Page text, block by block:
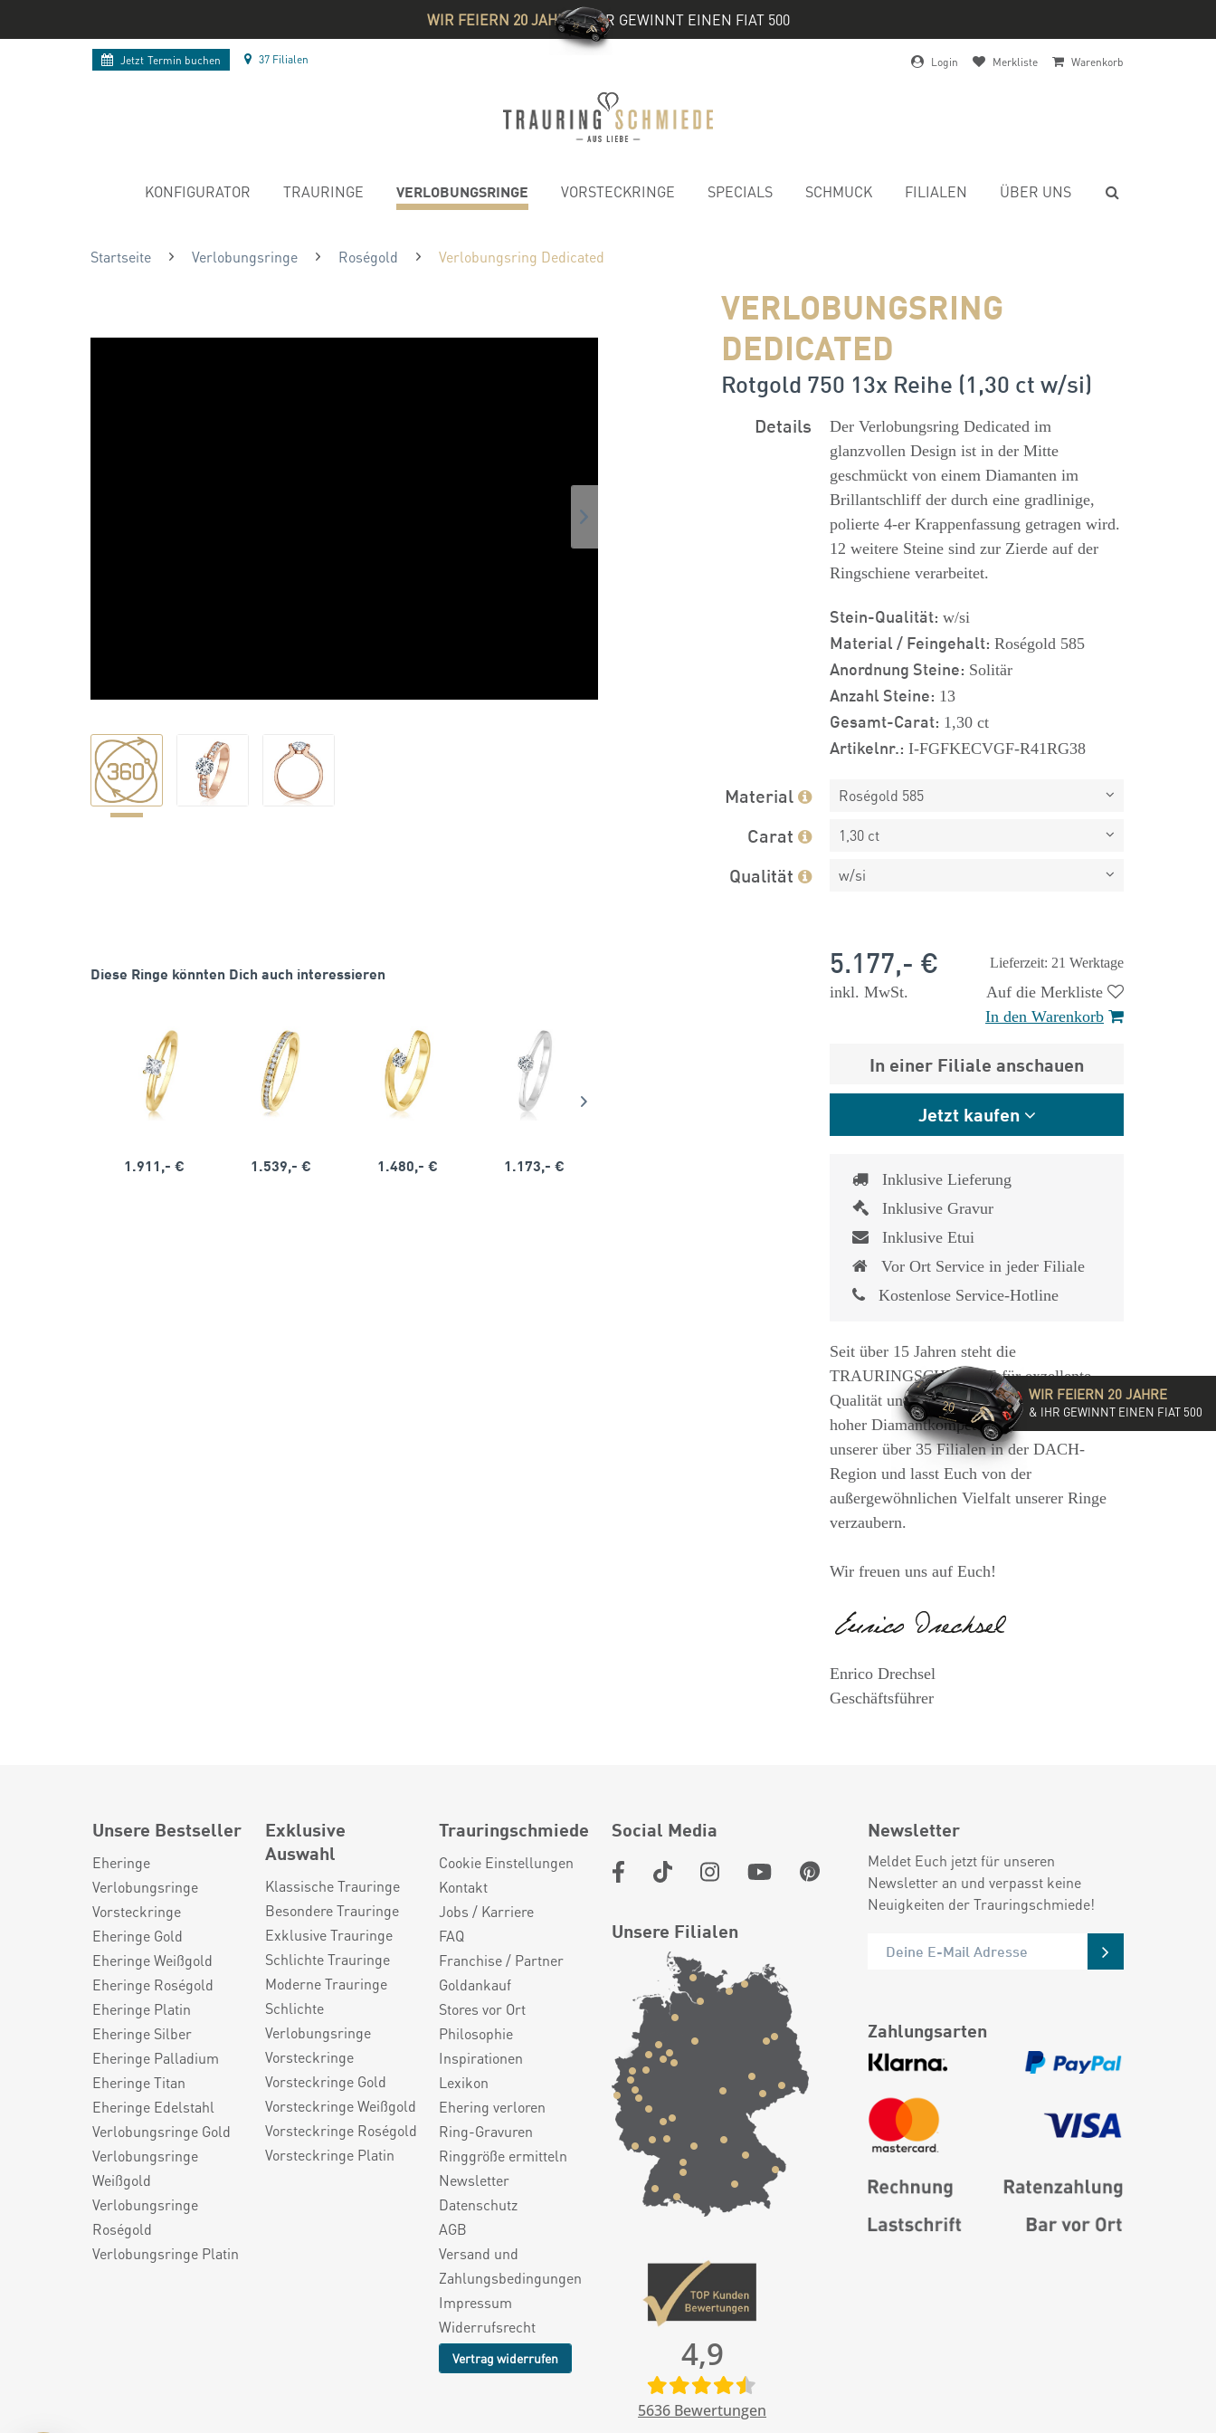
WIR FEIERN 20 JAHRE& IHR GEWINNT EINEN FIAT 500
Jetzt Termin buchen 37 Filialen Login Merkliste Warenkorb
KONFIGURATOR TRAURINGE VERLOBUNGSRINGE VORSTECKRINGE SPECIALS SCHMUCK FILIALEN ÜBER UNS
Startseite Verlobungsringe Roségold Verlobungsring Dedicated
VERLOBUNGSRING
DEDICATED
Rotgold 750 13x Reihe (1,30 ct w/si)
Diese Ringe könnten Dich auch interessieren
1.911,- € 1.539,- € 1.480,- € 1.173,- €
Details
Der Verlobungsring Dedicated im
glanzvollen Design ist in der Mitte
geschmückt von einem Diamanten im
Brillantschliff der durch eine gradlinige,
polierte 4-er Krappenfassung getragen wird.
12 weitere Steine sind zur Zierde auf der
Ringschiene verarbeitet.
Stein-Qualität: w/si
Material / Feingehalt: Roségold 585
Anordnung Steine: Solitär
Anzahl Steine: 13
Gesamt-Carat: 1,30 ct
Artikelnr.: I-FGFKECVGF-R41RG38
Material Roségold 585
Carat 1,30 ct
Qualität w/si
Lieferzeit: 21 Werktage
5.177,- €
inkl. MwSt.
Auf die Merkliste
In den Warenkorb
In einer Filiale anschauen
Jetzt kaufen
Inklusive Lieferung
Inklusive Gravur
Inklusive Etui
Vor Ort Service in jeder Filiale
Kostenlose Service-Hotline
Seit über 15 Jahren steht die
TRAURINGSCHMIEDE für exzellente
Qualität und hochwertige Beratung mit
hoher Diamantkompetenz. Besucht eine
unserer über 35 Filialen in der DACH-
Region und lasst Euch von der
außergewöhnlichen Vielfalt unserer Ringe
verzaubern.
Wir freuen uns auf Euch!
Enrico Drechsel
Geschäftsführer
Unsere Bestseller
Eheringe
Verlobungsringe
Vorsteckringe
Eheringe Gold
Eheringe Weißgold
Eheringe Roségold
Eheringe Platin
Eheringe Silber
Eheringe Palladium
Eheringe Titan
Eheringe Edelstahl
Verlobungsringe Gold
Verlobungsringe
Weißgold
Verlobungsringe
Roségold
Verlobungsringe Platin
Exklusive
Auswahl
Klassische Trauringe
Besondere Trauringe
Exklusive Trauringe
Schlichte Trauringe
Moderne Trauringe
Schlichte
Verlobungsringe
Vorsteckringe
Vorsteckringe Gold
Vorsteckringe Weißgold
Vorsteckringe Roségold
Vorsteckringe Platin
Trauringschmiede
Cookie Einstellungen
Kontakt
Jobs / Karriere
FAQ
Franchise / Partner
Goldankauf
Stores vor Ort
Philosophie
Inspirationen
Lexikon
Ehering verloren
Ring-Gravuren
Ringgröße ermitteln
Newsletter
Datenschutz
AGB
Versand und
Zahlungsbedingungen
Impressum
Widerrufsrecht
Vertrag widerrufen
Social Media
Unsere Filialen
4,9
5636 Bewertungen
Newsletter
Meldet Euch jetzt für unseren
Newsletter an und verpasst keine
Neuigkeiten der Trauringschmiede!
Zahlungsarten
WIR FEIERN 20 JAHRE
& IHR GEWINNT EINEN FIAT 500